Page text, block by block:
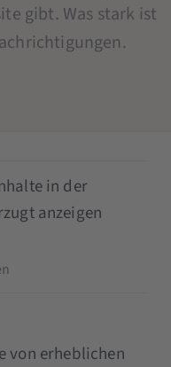
gibt. Was stark ist
in der
anzeigen
von erheblichen